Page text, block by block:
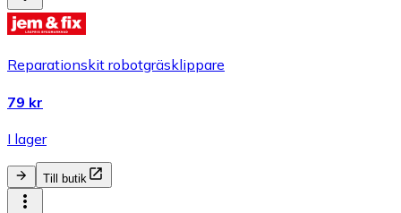
Reparationskit robotgräsklippare
79 kr
I lager
Till butik